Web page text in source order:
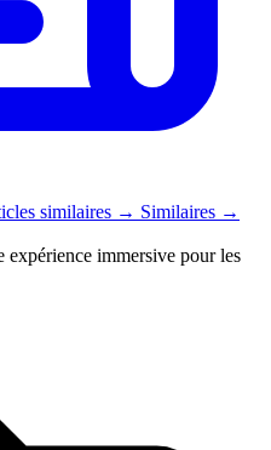
similaires → Similaires →